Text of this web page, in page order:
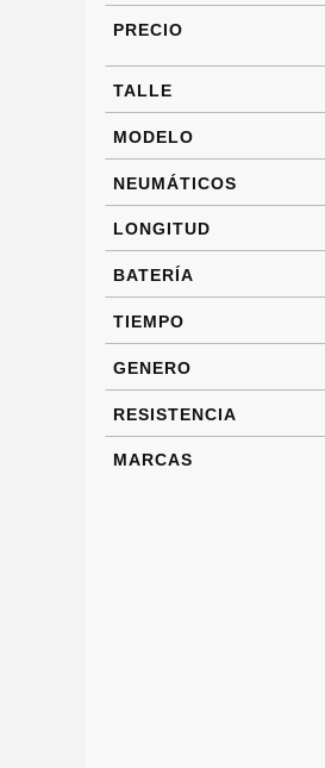
PRECIO
TALLE
MODELO
NEUMÁTICOS
LONGITUD
BATERÍA
TIEMPO
GENERO
RESISTENCIA
MARCAS